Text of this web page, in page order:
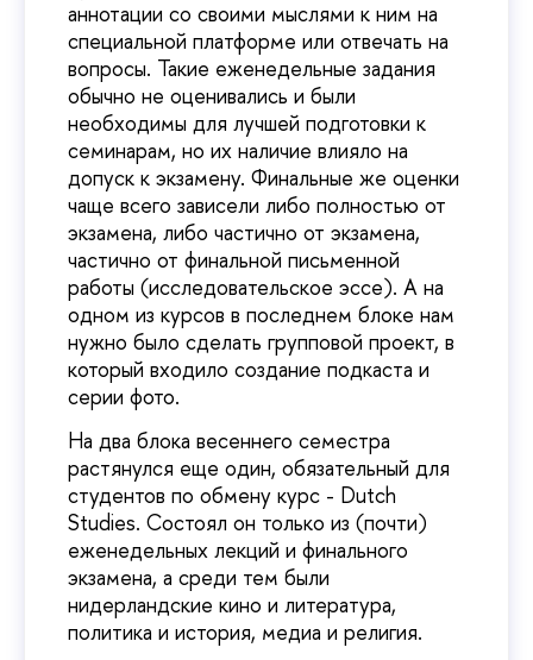
аннотации со своими мыслями к ним на
специальной платформе или отвечать на
вопросы. Такие еженедельные задания
обычно не оценивались и были
необходимы для лучшей подготовки к
семинарам, но их наличие влияло на
допуск к экзамену. Финальные же оценки
чаще всего зависели либо полностью от
экзамена, либо частично от экзамена,
частично от финальной письменной
работы (исследовательское эссе). А на
одном из курсов в последнем блоке нам
нужно было сделать групповой проект, в
который входило создание подкаста и
серии фото.
На два блока весеннего семестра
растянулся еще один, обязательный для
студентов по обмену курс - Dutch
Studies. Состоял он только из (почти)
еженедельных лекций и финального
экзамена, а среди тем были
нидерландские кино и литература,
политика и история, медиа и религия.